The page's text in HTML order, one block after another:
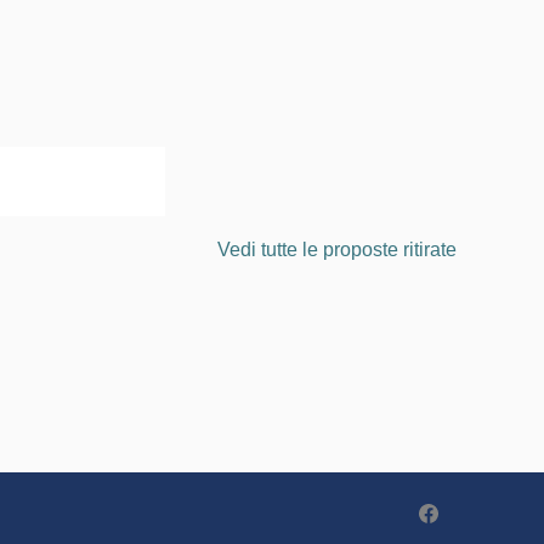
Vedi tutte le proposte ritirate
Partecipa -